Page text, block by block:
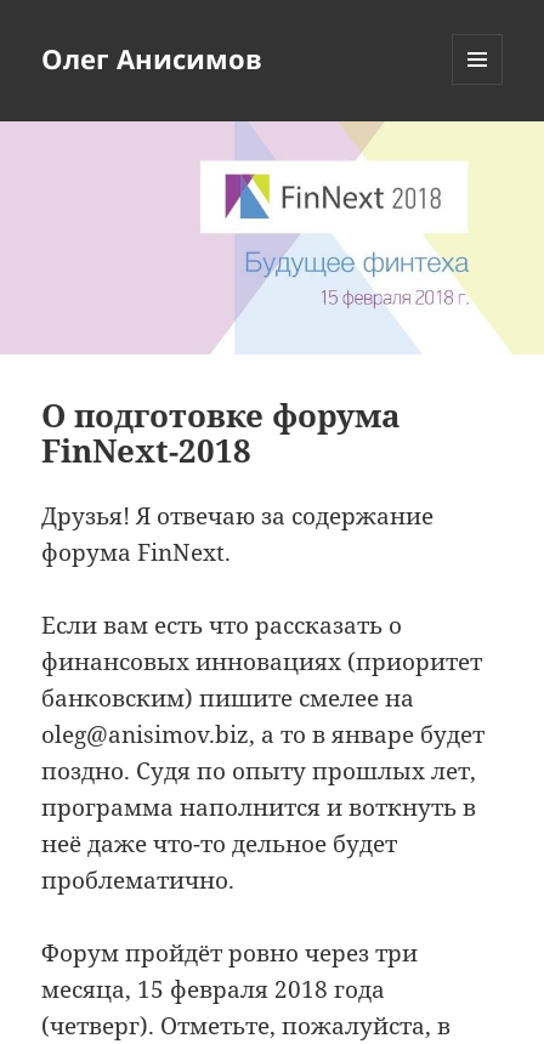
Олег Анисимов
О подготовке форума
FinNext-2018
Друзья! Я отвечаю за содержание
форума FinNext.
Если вам есть что рассказать о
финансовых инновациях (приоритет
банковским) пишите смелее на
oleg@anisimov.biz, а то в январе будет
поздно. Судя по опыту прошлых лет,
программа наполнится и воткнуть в
неё даже что-то дельное будет
проблематично.
Форум пройдёт ровно через три
месяца, 15 февраля 2018 года
(четверг). Отметьте, пожалуйста, в